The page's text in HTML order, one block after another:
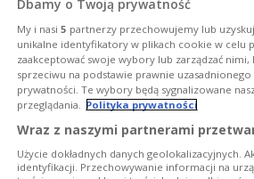
szybciej będą się
Zobacz więcej na temat:
Koniec ze
Dbamy o Twoją prywatność
My i nasi 5 partnerzy przechowujemy lub
unikalne identyfikatory w plikach cookie w celu
zaakceptować swoje wybory lub zarządzać
sprzeciwu na podstawie prawnie
prywatności. Te wybory będą sygnalizowane
przeglądania.
Polityka prywatności
Wraz z naszymi partnerami
Użycie dokładnych danych geolokalizacyjnych.
identyfikacji. Przechowywanie informacji na